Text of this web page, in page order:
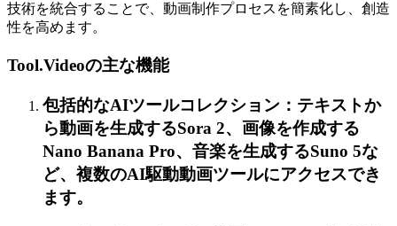
技術を統合することで、動画制作プロセスを簡素化し、創造
性を高めます。
Tool.Videoの主な機能
包括的なAIツールコレクション：テキストか
ら動画を生成するSora 2、画像を作成する
Nano Banana Pro、音楽を生成するSuno 5な
ど、複数のAI駆動動画ツールにアクセスでき
ます。